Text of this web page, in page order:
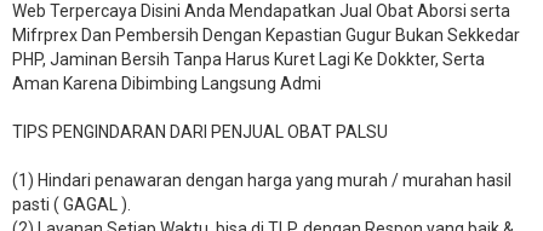
Web Terpercaya Disini Anda Mendapatkan Jual Obat Aborsi serta
Mifrprex Dan Pembersih Dengan Kepastian Gugur Bukan Sekkedar
PHP, Jaminan Bersih Tanpa Harus Kuret Lagi Ke Dokkter, Serta
Aman Karena Dibimbing Langsung Admi
TIPS PENGINDARAN DARI PENJUAL OBAT PALSU
(1) Hindari penawaran dengan harga yang murah / murahan hasil
pasti ( GAGAL ).